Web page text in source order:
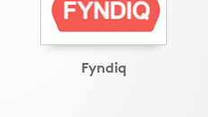
Fyndiq